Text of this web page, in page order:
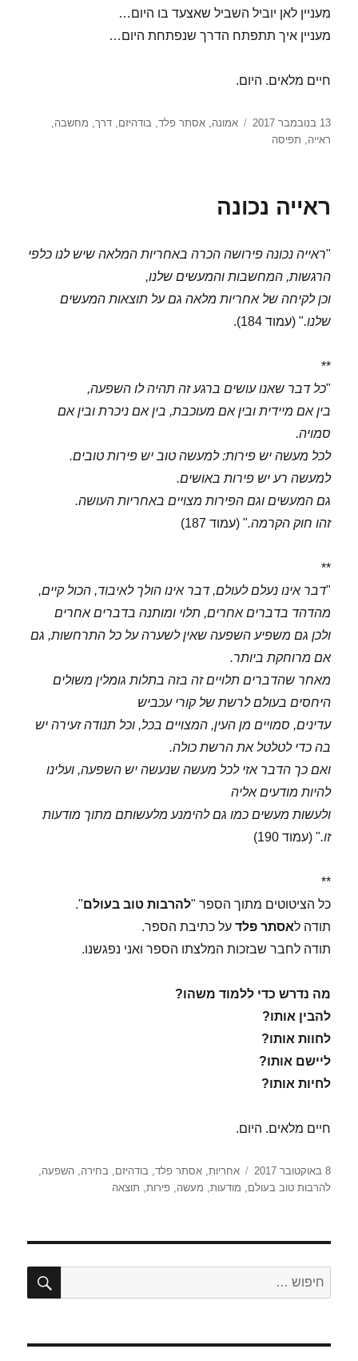
מעניין לאן יוביל השביל שאצעד בו היום…
מעניין איך תתפתח הדרך שנפתחת היום…
חיים מלאים. היום.
פורסם
בתאריך
13 בנובמבר 2017 תגיות
אמונה,אסתר פלד,בודהיזם,דרך, מחשבה,
ראייה, תפיסה
ראייה נכונה
"ראייה נכונה פירושה הכרה באחריות המלאה שיש לנו כלפי
הרגשות, המחשבות והמעשים שלנו,
וכן לקיחה של אחריות מלאה גם על תוצאות המעשים
שלנו." (עמוד 184).
**
"כל דבר שאנו עושים ברגע זה תהיה לו השפעה,
בין אם מיידית ובין אם מעוכבת, בין אם ניכרת ובין אם
סמויה.
לכל מעשה יש פירות: למעשה טוב יש פירות טובים.
למעשה רע יש פירות באושים.
גם המעשים וגם הפירות מצויים באחריות העושה.
זהו חוק הקרמה." (עמוד 187)
**
"דבר אינו נעלם לעולם, דבר אינו הולך לאיבוד, הכול קיים,
מהדהד בדברים אחרים, תלוי ומותנה בדברים אחרים
ולכן גם משפיע השפעה שאין לשערה על כל התרחשות, גם
אם מרוחקת ביותר.
מאחר שהדברים תלויים זה בזה בתלות גומלין משולים
היחסים בעולם לרשת של קורי עכביש
עדינים, סמויים מן העין, המצויים בכל, וכל תנודה זעירה יש
בה כדי לטלטל את הרשת כולה.
ואם כך הדבר אזי לכל מעשה שנעשה יש השפעה, ועלינו
להיות מודעים אליה
ולעשות מעשים כמו גם להימנע מלעשותם מתוך מודעות
זו." (עמוד 190)
**
כל הציטוטים מתוך הספר "להרבות טוב בעולם".
תודה לאסתר פלד על כתיבת הספר.
תודה לחבר שבזכות המלצתו הספר ואני נפגשנו.
מה נדרש כדי ללמוד משהו?
להבין אותו?
לחוות אותו?
ליישם אותו?
לחיות אותו?
חיים מלאים. היום.
פורסם
בתאריך
8 באוקטובר 2017 תגיות
אחריות,אסתר פלד,בודהיזם,בחירה,השפעה,
להרבות טוב בעולם, מודעות, מעשה,פירות, תוצאה
חפש: